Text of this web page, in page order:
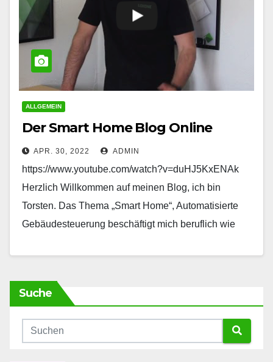
ALLGEMEIN
Der Smart Home Blog Online
APR. 30, 2022 ADMIN
https://www.youtube.com/watch?v=duHJ5KxENAk
Herzlich Willkommen auf meinen Blog, ich bin
Torsten. Das Thema „Smart Home“, Automatisierte
Gebäudesteuerung beschäftigt mich beruflich wie
Suche